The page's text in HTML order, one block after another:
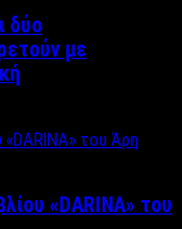
δύο
με
«DARINA» του